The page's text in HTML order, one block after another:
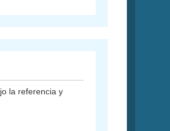
la referencia y